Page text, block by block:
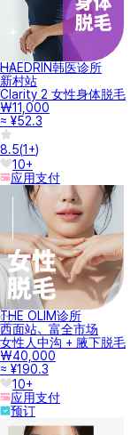
HAEDRIN韩医诊所
新村站
Clarity 2 女性身体脱毛
₩11,000
≈ ¥52.3
8.5(1+)
10+
应用支付
THE OLIM诊所
西面站、富全市场
女性人中沟 + 腋下脱毛
₩40,000
≈ ¥190.3
10+
应用支付
预订